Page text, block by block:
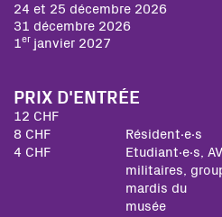
24 et 25 décembre 2026
31 décembre 2026
1er janvier 2027
PRIX D'ENTRÉE
12 CHF
8 CHF
Résident∙e∙s
4 CHF
Etudiant∙e∙s,
militaires,
mardis du
musée